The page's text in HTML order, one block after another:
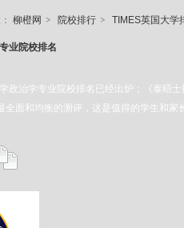
柳橙网 > 院校排行 > TIMES英国大学
业院校排名
政治学专业院校排名已经出炉；《泰晤
全面和均衡的测评，这是值得的学生和